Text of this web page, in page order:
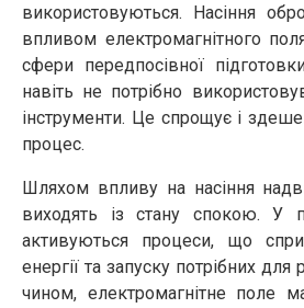
використовуються. Насіння
впливом електромагнітного
сфери передпосівної
навіть не потрібно
інструменти. Це спрощує і
процес.
Шляхом впливу на насіння
виходять із стану спокою. У
активуються процеси, що
енергії та запуску потрібних для
чином, електромагнітне поле